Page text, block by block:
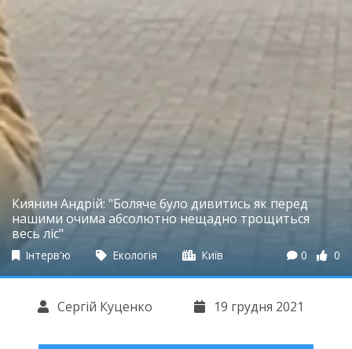
Киянин Андрій: "Боляче було дивитись як перед
нашими очима абсолютно нещадно трощиться
весь ліс"
Інтерв'ю Екологія Київ 0 0
Сергій Куценко 19 грудня 2021